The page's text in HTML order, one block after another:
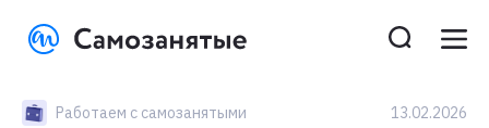
Работаем с самозанятыми
13.02.2026